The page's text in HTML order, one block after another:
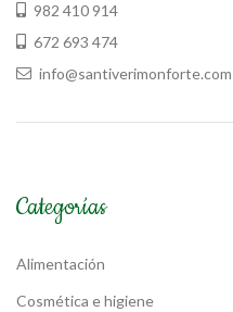
982 410 914
672 693 474
info@santiverimonforte.com
Categorías
Alimentación
Cosmética e higiene